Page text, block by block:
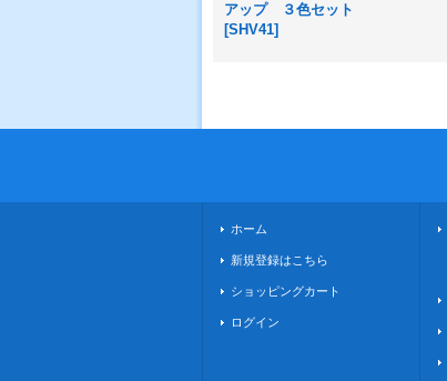
アップ ３色セット
[SHV41]
ホーム
新規登録はこちら
ショッピングカート
ログイン